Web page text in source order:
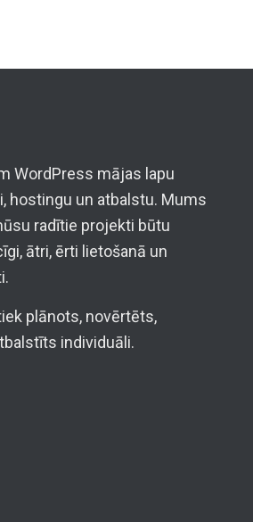
WordPress mājas lapu
hostingu un atbalstu. Mums
radītie projekti būtu
ātri, ērti lietošanā un
plānots, novērtēts,
individuāli.